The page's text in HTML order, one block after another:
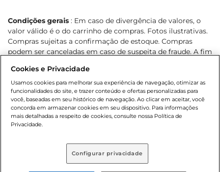
Condições gerais : Em caso de divergência de valores, o
valor válido é o do carrinho de compras. Fotos ilustrativas.
Compras sujeitas a confirmação de estoque. Compras
podem ser canceladas em caso de suspeita de fraude. A fim
nossas promoções, a compra de produtos com preços
promocionais poderá ter sua quantidade limitada por
cliente. Os preços, ofertas e condições são exclusivos para
o e-commerce e válidos durante o dia de hoje, podendo
sofrer alterações sem prévia notificação. Proibida a venda
de bebidas alcoólicas para menores de 18 anos, conforme
Adolescente). Preços e condições exclusivos para o
, podendo sofrer alterações sem aviso
prévio. O valor mínimo para as compras on-line é de R$
Cookies e Privacidade
Usamos cookies para melhorar sua experiência de navegação, otimizar as
funcionalidades do site, e trazer conteúdo e ofertas personalizadas para
você, baseadas em seu histórico de navegação. Ao clicar em aceitar, você
concorda em armazenar cookies em seu dispositivo. Para informações
mais detalhadas a respeito de cookies, consulte nossa Política de
Privacidade.
Configurar privacidade